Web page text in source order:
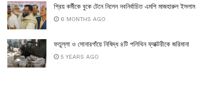
প্রিয় কর্মীকে বুকে টেনে নিলেন নবনির্বাচিত এমপি মাজহারুল ইসলাম
6 MONTHS AGO
ফতুল্লা ও সোনারগাঁয়ে নিষিদ্ধ ৪টি পলিথিন ফ্যাক্টরীকে জরিমানা
5 YEARS AGO